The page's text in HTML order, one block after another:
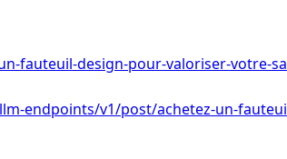
fauteuil-design-pour-valoriser-votre-
endpoints/v1/post/achetez-un-